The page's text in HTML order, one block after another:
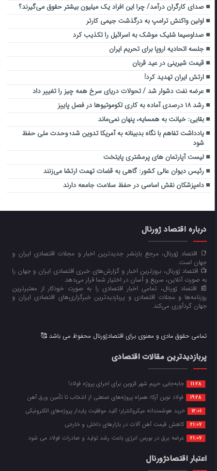
صدای کارگران درآمد/ چرا این افراد یک میلیون بیشتر حقوق می‌گیرند؟
اولین واکنش‌ ترامپ به درگذشت جیمی کارتر
صداوسیما شلیک موشک به اسرائیل را تکذیب کرد
جلسه اتحادیه اروپا برای تحریم ایران
قیمت شیرینی در عید قربان
ارتش ایران تهدید کرد!
عرضه نفت دشوار شد / تحولات دریای سرخ همه چیز را تغییر داد
رشد ۱۸ درصدی آماده به کاری لکوموتیوها در فصل پاییز
بقایی: خیانت به همسایه، پنهان نمی‌ماند
یادداشت تفاهم با نگاه بدبینانه به آمریکا تدوین شد؛ وحدت ملی حفظ
شود
لیست آپارتمان های پرمشتری پایتخت
رئیس دیوان عالی کشور: گاهی به قضات تهمت ارتشا می‌زنند
دامپزشکان نقش اساسی در حفظ سلامت جامعه دارند
درباره اقتصاد ژورنال
📑 اقتصاد ژورنال، مرجع بازنشر جدیدترین اخبار و مجلات اقتصادی ایران و
جهان است.
📺 اقتصاد ژورنال، بروزترین اخبار و گزارش‌های خبری اقتصادی ایران و جهان را
به صورت آنلاین، سریع و آسان در اختیار شما قرار می‌‌دهد.
📰 اقتصاد ژورنال، تمامی اخبار اقتصادی را به صورت خودکار از معتبرترین
روزنامه‌ها و مجلات اقتصادی و پربازدیدترین خبرگزاری‌های اقتصادی ایران و
جهان گردآوری می‌کند.
تمامی حقوق مادی و معنوی برای اقتصادژورنال محفوظ می باشد 🥰
پربازدیدترین مقالات اقتصادی
11:28 جابه‌جایی حریم شهر قزوین برای اجرای پروژه فولاد!
19:28 فولاد نوین آرکا؛ همراه پروژه‌های صنعتی از انتخاب تا تأمین ورق آهن
12:01 خرید هوشمندانه میکروکنترلر؛ کلید موفقیت پایدار پروژه‌های الکترونیکی
21:07 کاهش قیمت آهن آلات در بازارهای داخلی و خارجی
21:07 عرضه برق در بورس انرژی باعث رشد تولید و صادرات فولاد می شود
اعتبار اقتصادژورنال